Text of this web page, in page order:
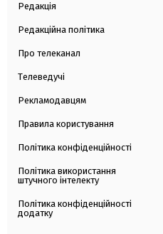
Редакція
Редакційна політика
Про телеканал
Телеведучі
Рекламодавцям
Правила користування
Політика конфіденційності
Політика використання
штучного інтелекту
Політика конфіденційності
додатку